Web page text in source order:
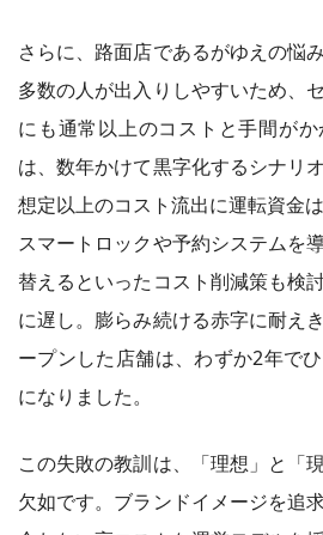
さらに、路面店であるがゆえの悩
多数の人が出入りしやすいため、
にも通常以上のコストと手間が
は、数年かけて黒字化するシナリ
想定以上のコスト流出に運転資金
スマートロックや予約システムを
替えるといったコスト削減策も検
に遅し。膨らみ続ける赤字に耐え
ープンした店舗は、わずか2年で
になりました。
この失敗の教訓は、「理想」と「
欠如です。ブランドイメージを追